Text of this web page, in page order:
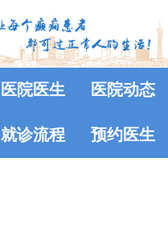
医院医生 医院动态
就诊流程 预约医生